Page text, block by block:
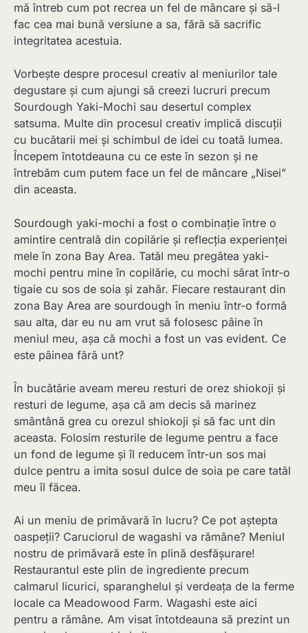
mă întreb cum pot recrea un fel de mâncare și să-l
fac cea mai bună versiune a sa, fără să sacrific
integritatea acestuia.
Vorbește despre procesul creativ al meniurilor tale
degustare și cum ajungi să creezi lucruri precum
Sourdough Yaki-Mochi sau desertul complex
satsuma. Multe din procesul creativ implică discuții
cu bucătarii mei și schimbul de idei cu toată lumea.
Începem întotdeauna cu ce este în sezon și ne
întrebăm cum putem face un fel de mâncare „Nisei”
din aceasta.
Sourdough yaki-mochi a fost o combinație între o
amintire centrală din copilărie și reflecția experienței
mele în zona Bay Area. Tatăl meu pregătea yaki-
mochi pentru mine în copilărie, cu mochi sărat într-o
tigaie cu sos de soia și zahăr. Fiecare restaurant din
zona Bay Area are sourdough în meniu într-o formă
sau alta, dar eu nu am vrut să folosesc pâine în
meniul meu, așa că mochi a fost un vas evident. Ce
este pâinea fără unt?
În bucătărie aveam mereu resturi de orez shiokoji și
resturi de legume, așa că am decis să marinez
smântână grea cu orezul shiokoji și să fac unt din
aceasta. Folosim resturile de legume pentru a face
un fond de legume și îl reducem într-un sos mai
dulce pentru a imita sosul dulce de soia pe care tatăl
meu îl făcea.
Ai un meniu de primăvară în lucru? Ce pot aștepta
oaspeții? Caruciorul de wagashi va rămâne? Meniul
nostru de primăvară este în plină desfășurare!
Restaurantul este plin de ingrediente precum
calmarul licurici, sparanghelul și verdeața de la ferme
locale ca Meadowood Farm. Wagashi este aici
pentru a rămâne. Am visat întotdeauna să prezint un